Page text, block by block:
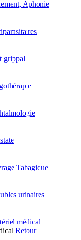
Aphonie
grippal
Tabagique
urinaires
médical
Retour